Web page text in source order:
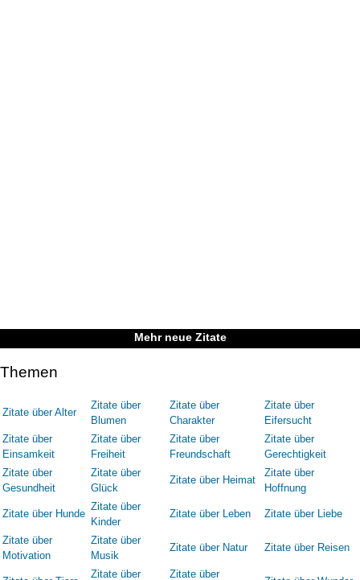
Mehr neue Zitate
Themen
Zitate über Alter
Zitate über
Blumen
Zitate über
Charakter
Zitate über
Eifersucht
Zitate über
Einsamkeit
Zitate über
Freiheit
Zitate über
Freundschaft
Zitate über
Gerechtigkeit
Zitate über
Gesundheit
Zitate über
Glück
Zitate über Heimat
Zitate über
Hoffnung
Zitate über Hunde
Zitate über
Kinder
Zitate über Leben Zitate über Liebe
Zitate über
Motivation
Zitate über
Musik
Zitate über Natur Zitate über Reisen
Zitate über Zitate über